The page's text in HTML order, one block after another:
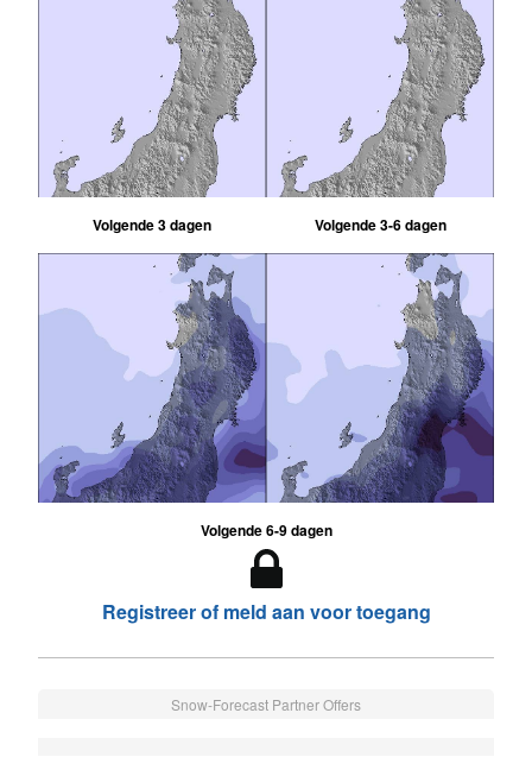
Volgende 3 dagen Volgende 3-6 dagen
Volgende 6-9 dagen
Registreer of meld aan voor toegang
Snow-Forecast Partner Offers